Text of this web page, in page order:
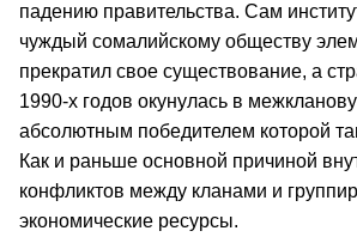
падению правительства. Сам
чуждый сомалийскому обществу
прекратил свое существование, а
1990-х годов окунулась в
абсолютным победителем которой
Как и раньше основной причиной
конфликтов между кланами и
экономические ресурсы.